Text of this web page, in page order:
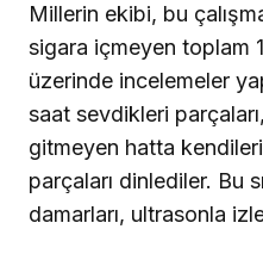
Millerin ekibi, bu
sigara içmeyen toplam
üzerinde incelemeler
saat sevdikleri
gitmeyen hatta
parçaları dinlediler. Bu
damarları, ultrasonla